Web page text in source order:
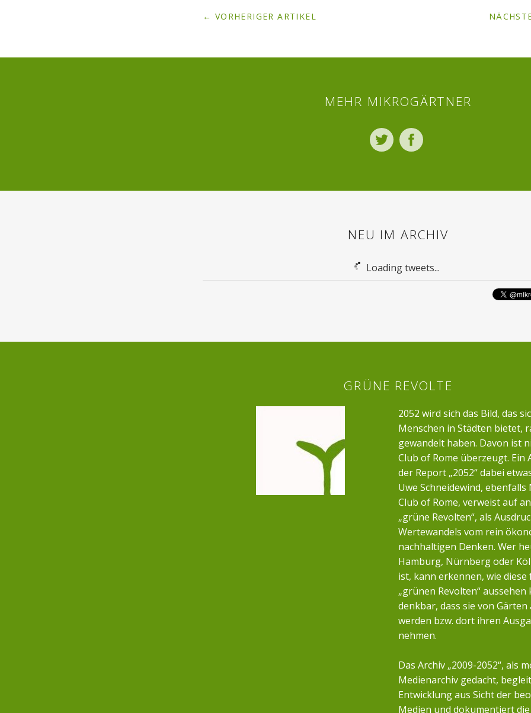
← VORHERIGER ARTIKEL
MEHR MIKROGÄRTNER
Twitter
NEU IM ARCHIV
Loading tweets...
GRÜNE REVOLTE
2052 wird sich das Bild, das
Menschen in Städten bietet,
gewandelt haben. Davon ist
Club of Rome überzeugt. Ein
der Report „2052“ dabei
Uwe Schneidewind, ebenfalls
Club of Rome, verweist auf
„grüne Revolten“, als
Wertewandels vom rein
nachhaltigen Denken. Wer
Hamburg, Nürnberg oder
ist, kann erkennen, wie diese
„grünen Revolten“ aussehen
denkbar, dass sie von
werden bzw. dort ihren
nehmen.
Das Archiv „2009-2052“, als
Medienarchiv gedacht,
Entwicklung aus Sicht der
Medien und dokumentiert